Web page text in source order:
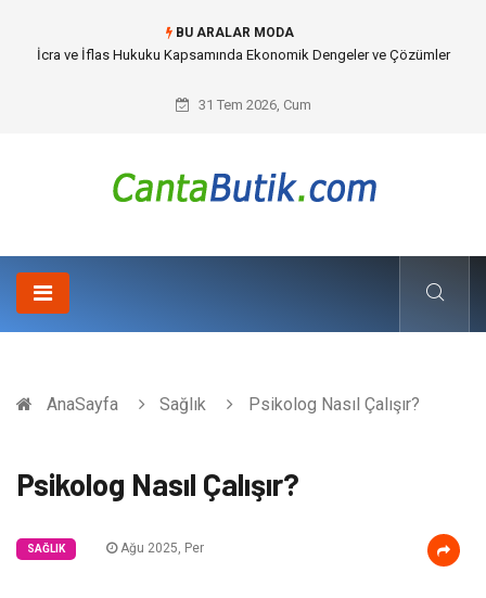
BU ARALAR MODA
Cybersecurity Solutions (Siber Güvenlik Çözümleri) ve Dijital Altyapıda
31 Tem 2026, Cum
AnaSayfa Sağlık Psikolog Nasıl Çalışır?
Psikolog Nasıl Çalışır?
SAĞLIK Ağu 2025, Per